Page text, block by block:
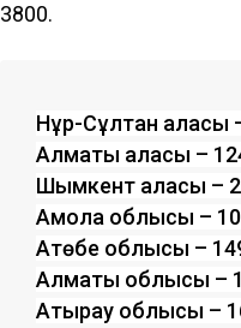
3800.
Нұр-Сұлтан қаласы
Алматы қаласы –
Шымкент қаласы –
Ақмола облысы –
Ақтөбе облысы –
Алматы облысы –
Атырау облысы –